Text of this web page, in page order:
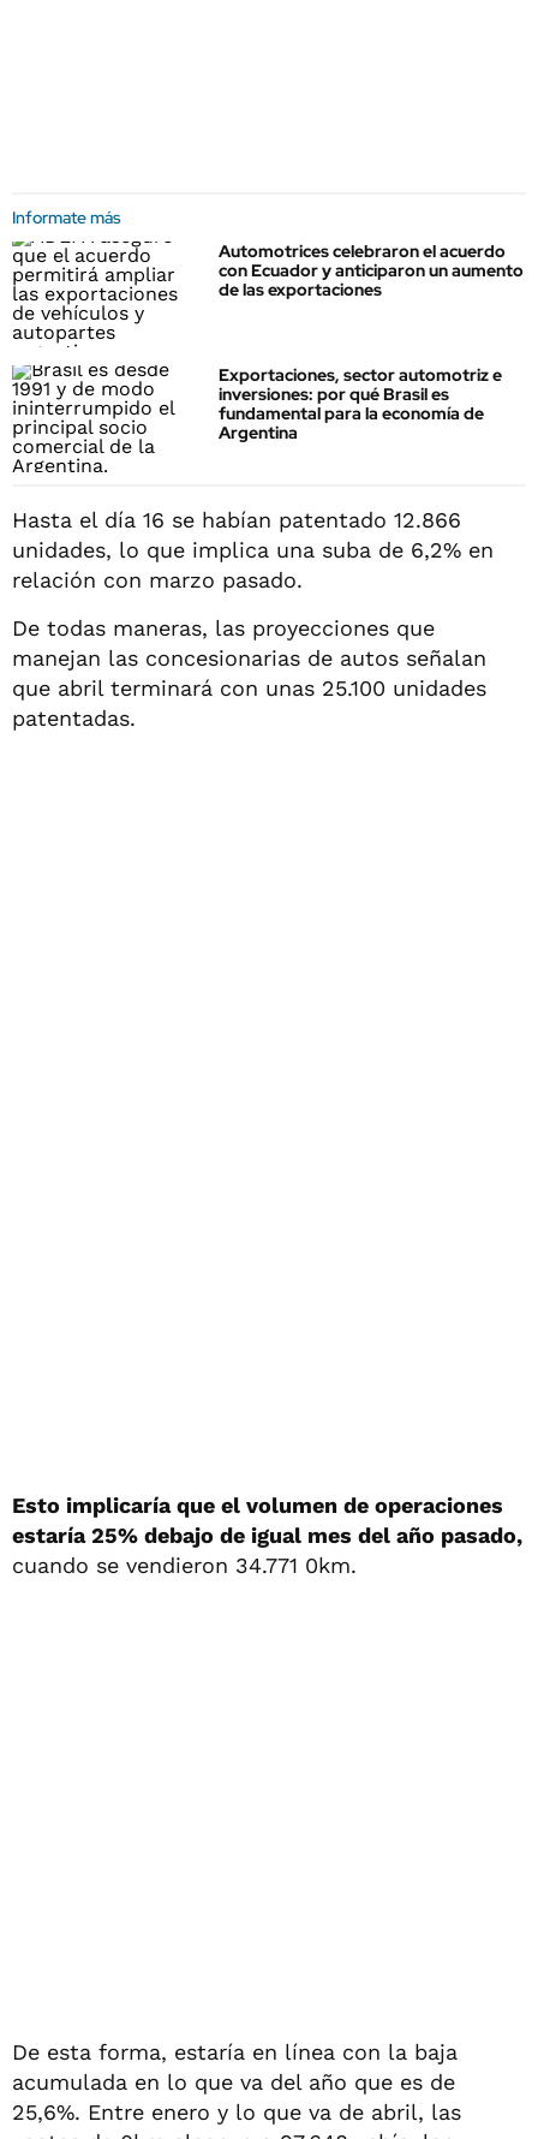
Informate más
Automotrices celebraron el acuerdo
con Ecuador y anticiparon un aumento
de las exportaciones
Exportaciones, sector automotriz e
inversiones: por qué Brasil es
fundamental para la economía de
Argentina
Hasta el día 16 se habían patentado 12.866
unidades, lo que implica una suba de 6,2% en
relación con marzo pasado.
De todas maneras, las proyecciones que
manejan las concesionarias de autos señalan
que abril terminará con unas 25.100 unidades
patentadas.
Esto implicaría que el volumen de operaciones
estaría 25% debajo de igual mes del año pasado,
cuando se vendieron 34.771 0km.
De esta forma, estaría en línea con la baja
acumulada en lo que va del año que es de
25,6%. Entre enero y lo que va de abril, las